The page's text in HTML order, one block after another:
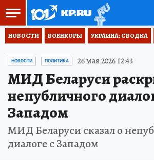
НОВОСТИ ВОЕНКОРЫ УКРАИНА: СВОДКА
НОВОСТИ ПОЛИТИКА 26 мая 2026 12:43
МИД Беларуси
непубличного
Западом
МИД Беларуси сказал о
диалоге с Западом